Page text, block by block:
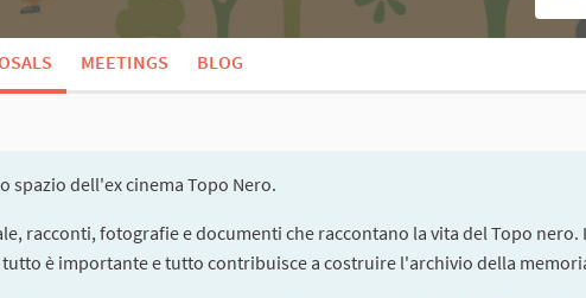
MEETINGS BLOG
spazio dell'ex cinema Topo Nero.
racconti, fotografie e documenti che raccontano la vita del Topo
è importante e tutto contribuisce a costruire l'archivio della